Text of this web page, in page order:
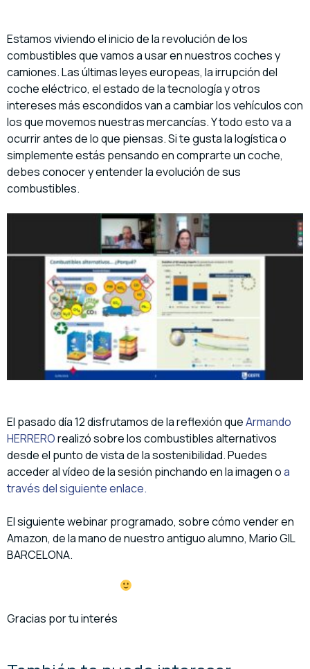
Estamos viviendo el inicio de la revolución de los
combustibles que vamos a usar en nuestros coches y
camiones. Las últimas leyes europeas, la irrupción del
coche eléctrico, el estado de la tecnología y otros
intereses más escondidos van a cambiar los vehículos con
los que movemos nuestras mercancías. Y todo esto va a
ocurrir antes de lo que piensas. Si te gusta la logística o
simplemente estás pensando en comprarte un coche,
debes conocer y entender la evolución de sus
combustibles.
El pasado día 12 disfrutamos de la reflexión queArmando
HERREROrealizó sobre los combustibles alternativos
desde el punto de vista de la sostenibilidad. Puedes
acceder al vídeo de la sesión pinchando en la imagen oa
través del siguiente enlace.
El siguiente webinar programado, sobre cómo vender en
Amazon, de la mano de nuestro antiguo alumno, Mario GIL
BARCELONA.
Gracias por tu interés